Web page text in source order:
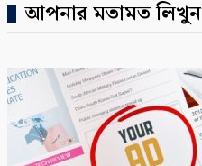
আপনার মতামত লিখুন